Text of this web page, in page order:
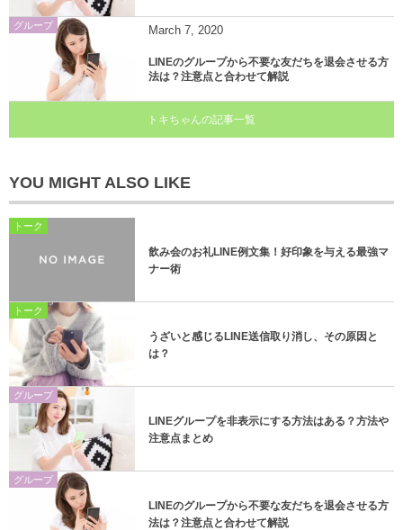
グループ March 7, 2020
LINEのグループから不要な友だちを退会させる方
法は？注意点と合わせて解説
トキちゃんの記事一覧
YOU MIGHT ALSO LIKE
トーク
飲み会のお礼LINE例文集！好印象を与える最強マ
ナー術
トーク
うざいと感じるLINE送信取り消し、その原因と
は？
グループ
LINEグループを非表示にする方法はある？方法や
注意点まとめ
グループ
LINEのグループから不要な友だちを退会させる方
法は？注意点と合わせて解説